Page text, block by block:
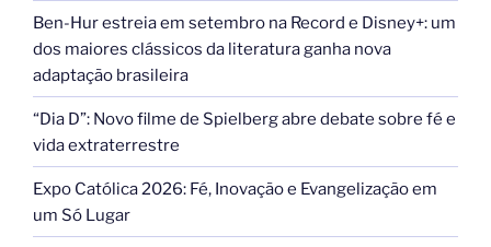
Ben-Hur estreia em setembro na Record e Disney+: um
dos maiores clássicos da literatura ganha nova
adaptação brasileira
“Dia D”: Novo filme de Spielberg abre debate sobre fé e
vida extraterrestre
Expo Católica 2026: Fé, Inovação e Evangelização em
um Só Lugar